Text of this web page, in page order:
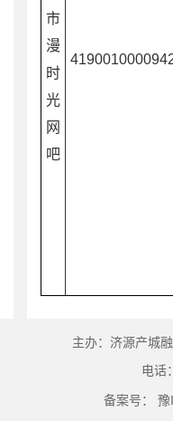
市
漫
时
光
网
吧
主办：济源产城
电话
备案号：